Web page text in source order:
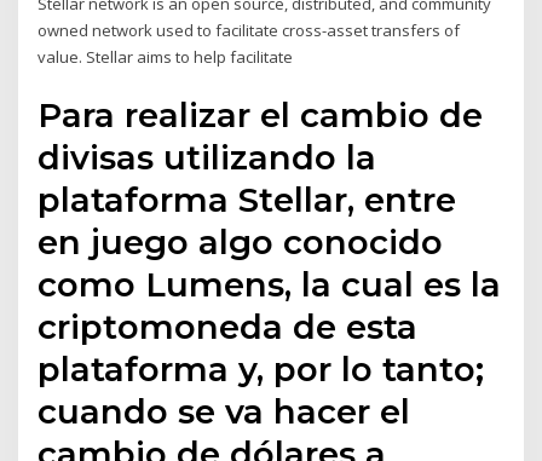
owned network used to facilitate cross-asset transfers of
value. Stellar aims to help facilitate
Para realizar el cambio de
divisas utilizando la
plataforma Stellar, entre
en juego algo conocido
como Lumens, la cual es la
criptomoneda de esta
plataforma y, por lo tanto;
cuando se va hacer el